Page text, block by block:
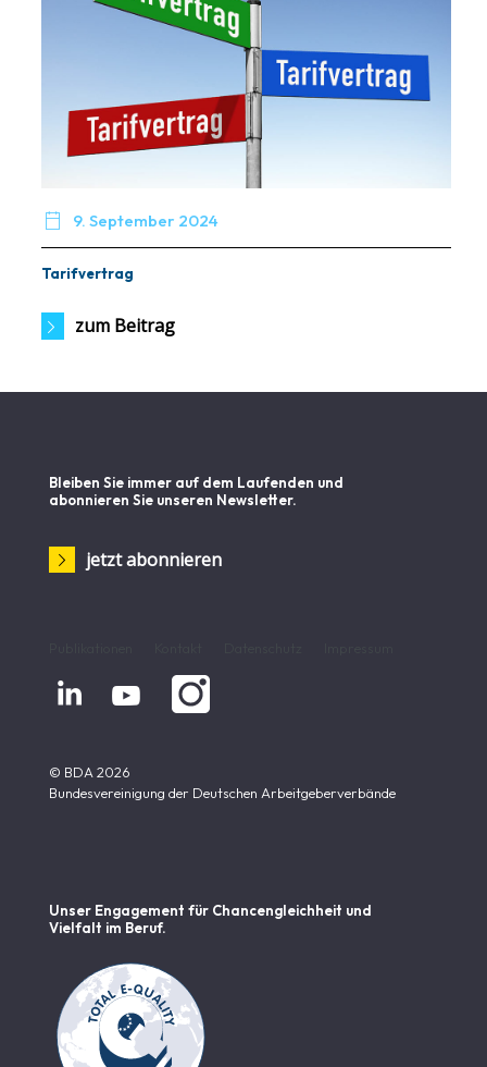
 9. September 2024
Tarifvertrag
zum Beitrag
Bleiben Sie immer auf dem Laufenden und
abonnieren Sie unseren Newsletter.
jetzt abonnieren
 
© BDA 2026
Bundesvereinigung der Deutschen Arbeitgeberverbände
Unser Engagement für Chancen­gleichheit und
Vielfalt im Beruf.